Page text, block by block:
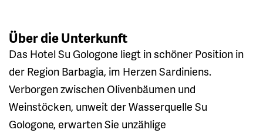
Über die Unterkunft
Das Hotel Su Gologone liegt in schöner Position in
der Region Barbagia, im Herzen Sardiniens.
Verborgen zwischen Olivenbäumen und
Weinstöcken, unweit der Wasserquelle Su
Gologone, erwarten Sie unzählige